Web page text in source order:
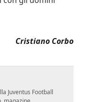
Cristiano Corbo
Juventus Football